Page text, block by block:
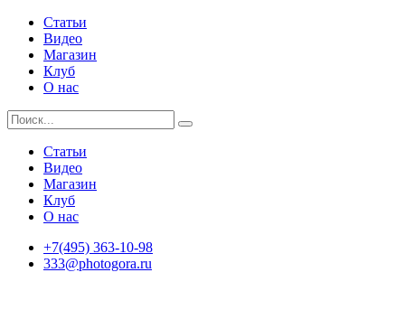
Статьи
Видео
Магазин
Клуб
О нас
Статьи
Видео
Магазин
Клуб
О нас
+7(495) 363-10-98
333@photogora.ru